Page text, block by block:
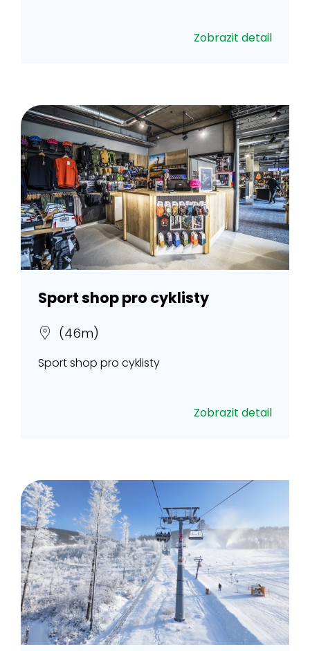
Zobrazit detail
Sport shop pro cyklisty
(46m)
Sport shop pro cyklisty
Zobrazit detail